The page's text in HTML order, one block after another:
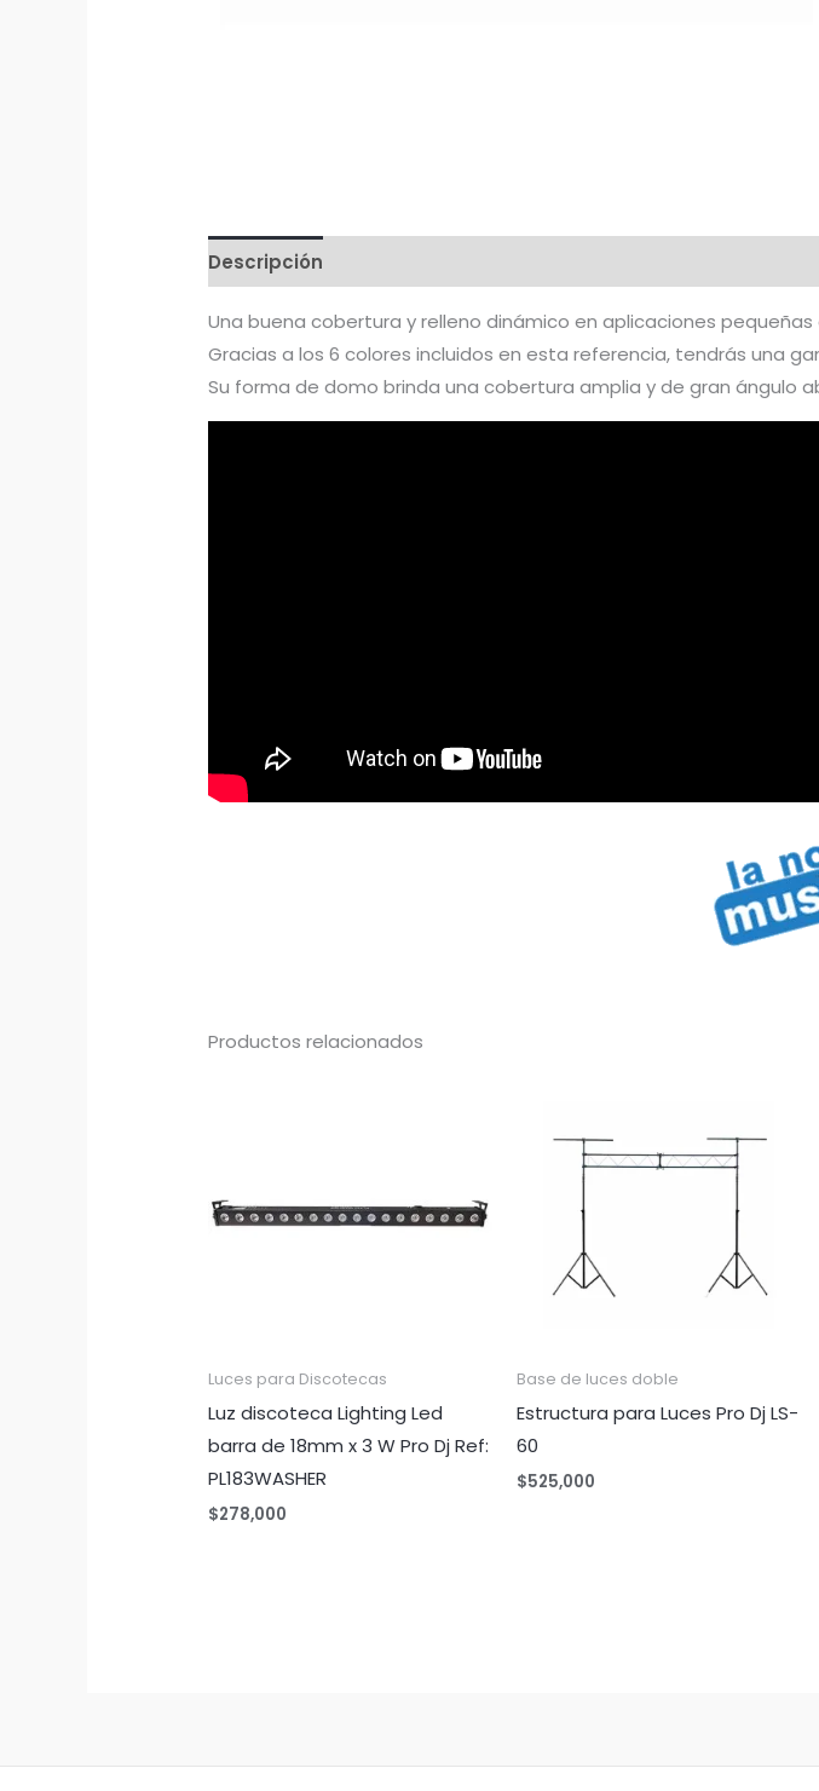
Descripción
Una buena cobertura y relleno dinámico en aplicaciones pequeñas
Gracias a los 6 colores incluidos en esta referencia, tendrás una
Su forma de domo brinda una cobertura amplia y de gran ángulo
Productos relacionados
Luces para Discotecas
Luz discoteca Lighting Led
barra de 18mm x 3 W Pro Dj Ref:
PL183WASHER
$278,000
Base de luces doble
Estructura para Luces Pro Dj LS-
60
$525,000